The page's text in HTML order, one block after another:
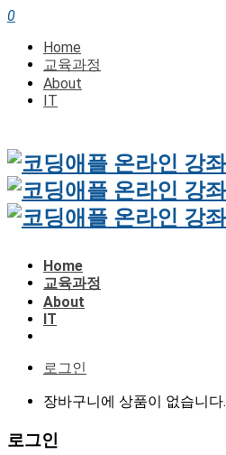
0
Home
교육과정
About
IT
Home
교육과정
About
IT
로그인
장바구니에 상품이 없습니다.
로그인